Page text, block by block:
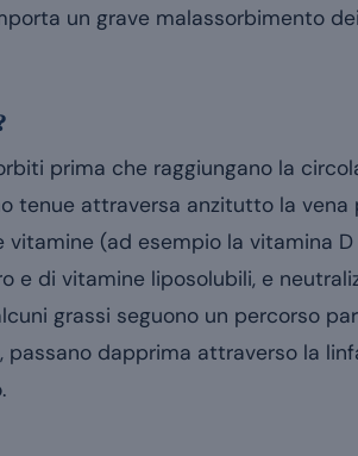
un grave malassorbimento
prima che raggiungano la
tenue attraversa anzitutto la
(ad esempio la vitamina
e di vitamine liposolubili, e
grassi seguono un percorso
dapprima attraverso la